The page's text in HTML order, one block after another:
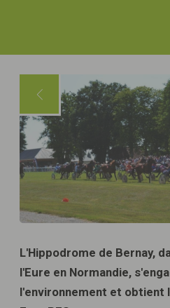
L'Hippodrome de Bernay,
l'Eure en Normandie,
l'environnement et obtient